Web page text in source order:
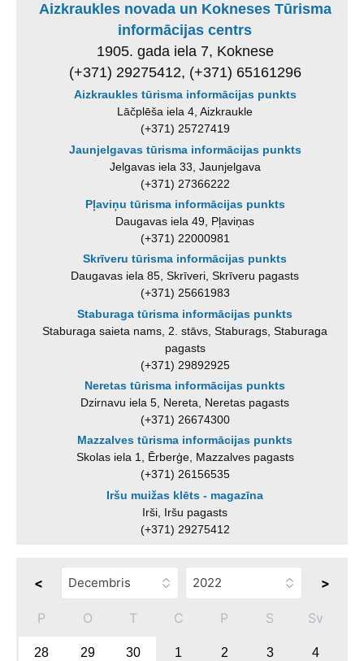
Aizkraukles novada un Kokneses Tūrisma
informācijas centrs
1905. gada iela 7, Koknese
(+371) 29275412, (+371) 65161296
Aizkraukles tūrisma informācijas punkts
Lāčplēša iela 4, Aizkraukle
(+371) 25727419
Jaunjelgavas tūrisma informācijas punkts
Jelgavas iela 33, Jaunjelgava
(+371) 27366222
Pļaviņu tūrisma informācijas punkts
Daugavas iela 49, Pļaviņas
(+371) 22000981
Skrīveru tūrisma informācijas punkts
Daugavas iela 85, Skrīveri, Skrīveru pagasts
(+371) 25661983
Staburaga tūrisma informācijas punkts
Staburaga saieta nams, 2. stāvs, Staburags, Staburaga
pagasts
(+371) 29892925
Neretas tūrisma informācijas punkts
Dzirnavu iela 5, Nereta, Neretas pagasts
(+371) 26674300
Mazzalves tūrisma informācijas punkts
Skolas iela 1, Ērberģe, Mazzalves pagasts
(+371) 26156535
Iršu muižas klēts - magazīna
Irši, Iršu pagasts
(+371) 29275412
< >
P O T C P S Sv
28 29 30 1 2 3 4